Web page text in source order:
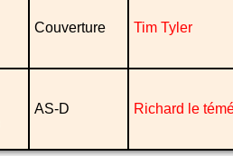
Couverture Tim Tyler
AS-D Richard le